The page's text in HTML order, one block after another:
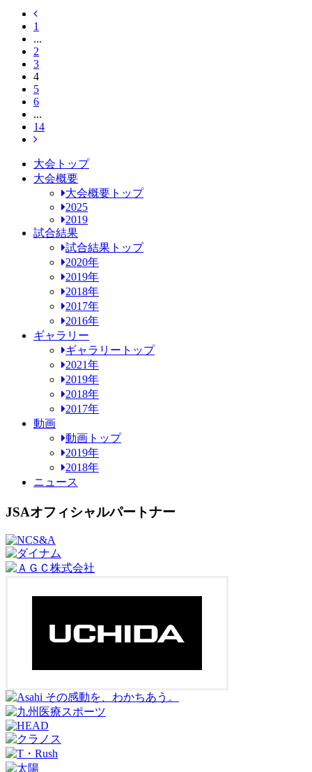
1
...
2
3
4
5
6
...
14
大会トップ
大会概要
大会概要トップ
2025
2019
試合結果
試合結果トップ
2020年
2019年
2018年
2017年
2016年
ギャラリー
ギャラリートップ
2021年
2019年
2018年
2017年
動画
動画トップ
2019年
2018年
ニュース
JSAオフィシャルパートナー